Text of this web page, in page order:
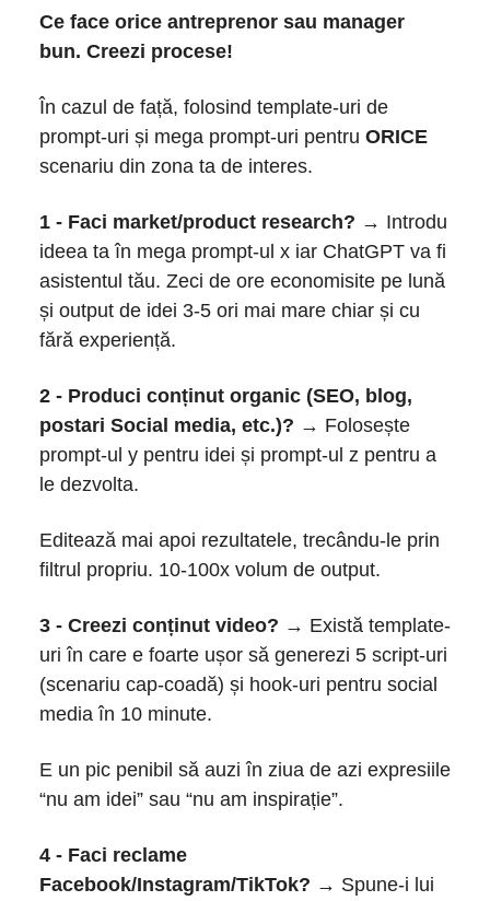
Ce face orice antreprenor sau manager
bun. Creezi procese!
În cazul de față, folosind template-uri de
prompt-uri și mega prompt-uri pentru ORICE
scenariu din zona ta de interes.
1 - Faci market/product research? → Introdu
ideea ta în mega prompt-ul x iar ChatGPT va fi
asistentul tău. Zeci de ore economisite pe lună
și output de idei 3-5 ori mai mare chiar și cu
fără experiență.
2 - Produci conținut organic (SEO, blog,
postari Social media, etc.)? → Folosește
prompt-ul y pentru idei și prompt-ul z pentru a
le dezvolta.
Editează mai apoi rezultatele, trecându-le prin
filtrul propriu. 10-100x volum de output.
3 - Creezi conținut video? → Există template-
uri în care e foarte ușor să generezi 5 script-uri
(scenariu cap-coadă) și hook-uri pentru social
media în 10 minute.
E un pic penibil să auzi în ziua de azi expresiile
“nu am idei” sau “nu am inspirație”.
4 - Faci reclame
Facebook/Instagram/TikTok? → Spune-i lui